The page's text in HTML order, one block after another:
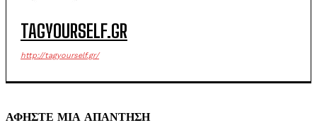
TAGYOURSELF.GR
http://tagyourself.gr/
ΑΦΗΣΤΕ ΜΙΑ ΑΠΑΝΤΗΣΗ